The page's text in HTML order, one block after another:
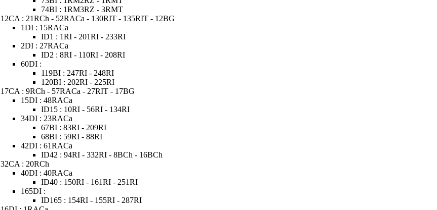
74BI : 1RM3RZ - 3RMT
12CA : 21RCh - 52RACa - 130RIT - 135RIT - 12BG
1DI : 15RACa
ID1 : 1RI - 201RI - 233RI
2DI : 27RACa
ID2 : 8RI - 110RI - 208RI
60DI :
119BI : 247RI - 248RI
120BI : 202RI - 225RI
17CA : 9RCh - 57RACa - 27RIT - 17BG
15DI : 48RACa
ID15 : 10RI - 56RI - 134RI
34DI : 23RACa
67BI : 83RI - 209RI
68BI : 59RI - 88RI
42DI : 61RACa
ID42 : 94RI - 332RI - 8BCh - 16BCh
32CA : 20RCh
40DI : 40RACa
ID40 : 150RI - 161RI - 251RI
165DI :
ID165 : 154RI - 155RI - 287RI